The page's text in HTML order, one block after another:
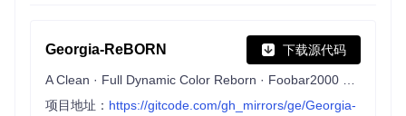
Georgia-ReBORN 下载源代码
项目地址： https://gitcode.com/gh_mirrors/ge/Georgia-